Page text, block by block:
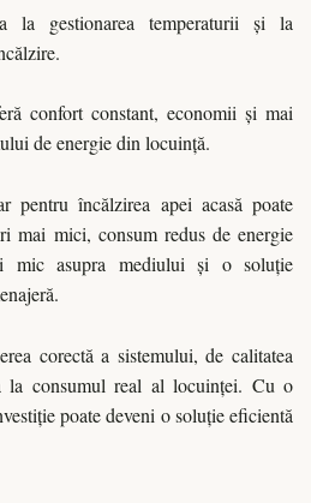
la gestionarea temperaturii și la
confort constant, economii și mai
de energie din locuință.
pentru încălzirea apei acasă poate
mai mici, consum redus de energie
mic asupra mediului și o soluție
corectă a sistemului, de calitatea
la consumul real al locuinței. Cu o
poate deveni o soluție eficientă